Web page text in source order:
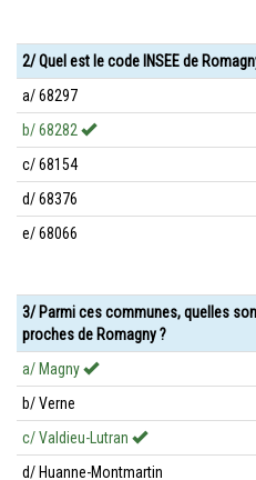
2/ Quel est le code INSEE de
a/ 68297
b/ 68282
c/ 68154
d/ 68376
e/ 68066
3/ Parmi ces communes, quelles
proches de Romagny ?
a/ Magny
b/ Verne
c/ Valdieu-Lutran
d/ Huanne-Montmartin